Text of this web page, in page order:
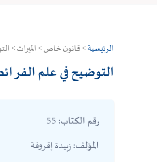
الرئيسية> قانون خاص > الميراث >
التوضيح في علم
رقم الكتاب:
المؤلف:زبيدة إقروفة